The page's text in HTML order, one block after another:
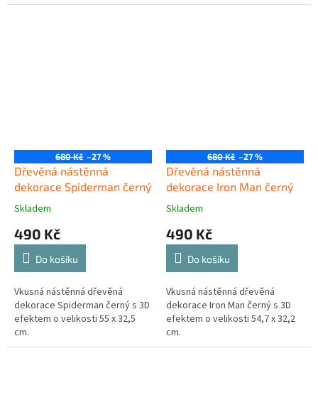
680 Kč –27 %
Dřevěná nástěnná
dekorace Spiderman černý
Skladem
490 Kč
Do košíku
Vkusná nástěnná dřevěná
dekorace Spiderman černý s 3D
efektem o velikosti 55 x 32,5
cm.
680 Kč –27 %
Dřevěná nástěnná
dekorace Iron Man černý
Skladem
490 Kč
Do košíku
Vkusná nástěnná dřevěná
dekorace Iron Man černý s 3D
efektem o velikosti 54,7 x 32,2
cm.